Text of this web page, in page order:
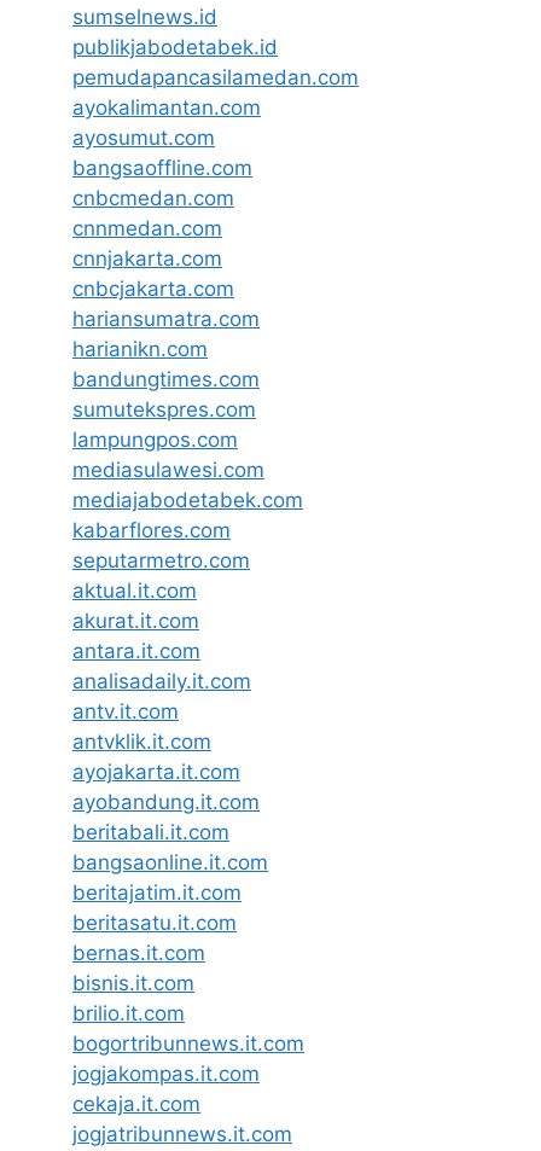
sumselnews.id
publikjabodetabek.id
pemudapancasilamedan.com
ayokalimantan.com
ayosumut.com
bangsaoffline.com
cnbcmedan.com
cnnmedan.com
cnnjakarta.com
cnbcjakarta.com
hariansumatra.com
harianikn.com
bandungtimes.com
sumutekspres.com
lampungpos.com
mediasulawesi.com
mediajabodetabek.com
kabarflores.com
seputarmetro.com
aktual.it.com
akurat.it.com
antara.it.com
analisadaily.it.com
antv.it.com
antvklik.it.com
ayojakarta.it.com
ayobandung.it.com
beritabali.it.com
bangsaonline.it.com
beritajatim.it.com
beritasatu.it.com
bernas.it.com
bisnis.it.com
brilio.it.com
bogortribunnews.it.com
jogjakompas.it.com
cekaja.it.com
jogjatribunnews.it.com